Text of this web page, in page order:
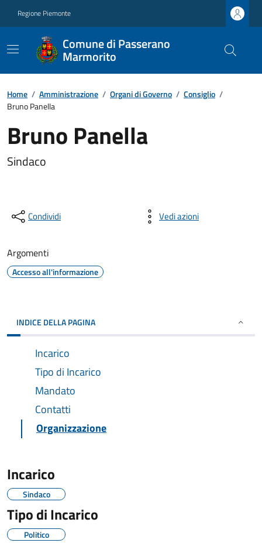
Regione Piemonte
Comune di Passerano
Marmorito
Home / Amministrazione / Organi di Governo / Consiglio /
Bruno Panella
Bruno Panella
Sindaco
Condividi Vedi azioni
Argomenti
Accesso all'informazione
INDICE DELLA PAGINA
Incarico
Tipo di Incarico
Mandato
Contatti
Organizzazione
Incarico
Sindaco
Tipo di Incarico
Politico